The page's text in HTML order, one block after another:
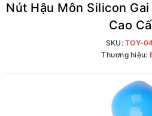
Nút Hậu Môn Silicon
Cao
SKU:TOY-
Thương hiệu: